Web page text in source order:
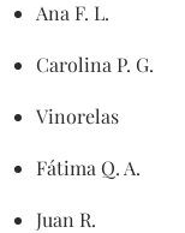
Ana F. L.
Carolina P. G.
Vinorelas
Fátima Q. A.
Juan R.